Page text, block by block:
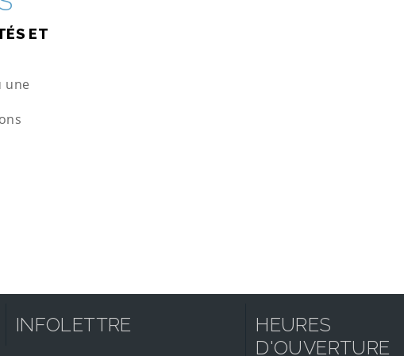
ET
une
INFOLETTRE
HEURES
D'OUVERTURE